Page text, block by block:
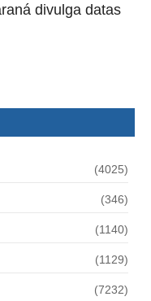
divulga datas
(4025)
(346)
(1140)
(1129)
(7232)